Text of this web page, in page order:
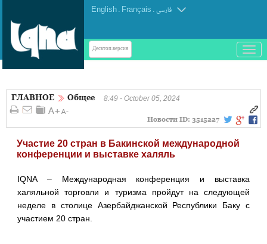
English . Français . فارسی
Десктоп-версия
باز
و
کردن
ГЛАВНОЕ Общее 8:49 - October 05, 2024
Новости ID: 3515227
Участие 20 стран в Бакинской международной
конференции и выставке халяль
IQNA – Международная конференция и выставка
халяльной торговли и туризма пройдут на следующей
неделе в столице Азербайджанской Республики Баку с
участием 20 стран.